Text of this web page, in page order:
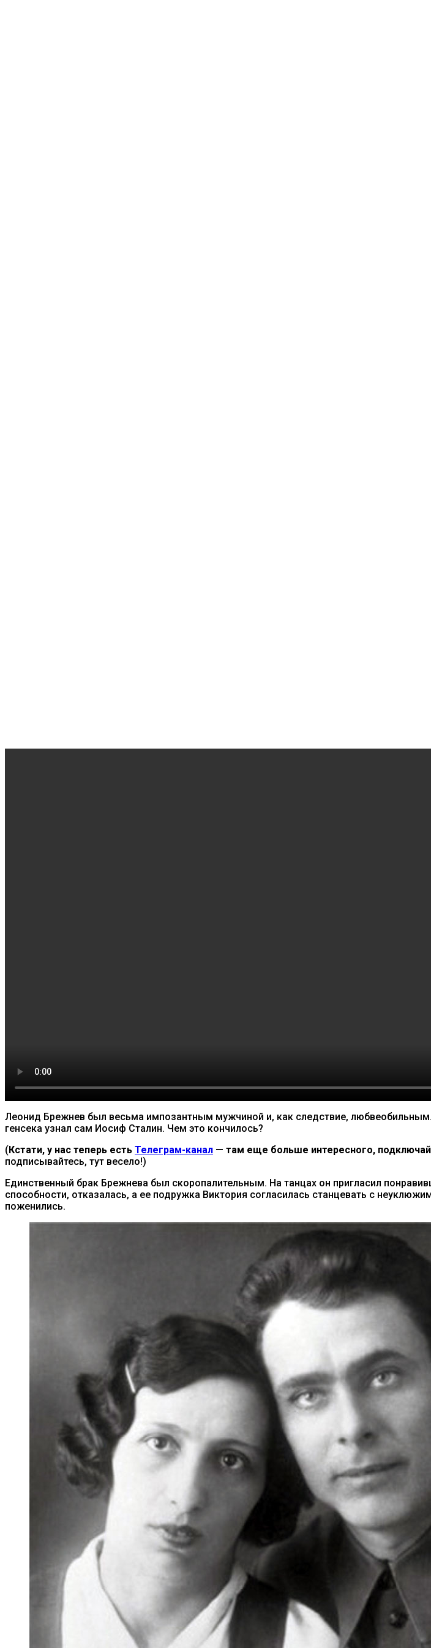
Леонид Брежнев был весьма импозантным мужчиной и, как следствие,
генсека узнал сам Иосиф Сталин. Чем это кончилось?
( Кстати, у нас теперь есть Телеграм-канал — там еще больше интересного,
подписывайтесь, тут весело!)
Единственный брак Брежнева был скоропалительным. На танцах он пригласил
способности, отказалась, а ее подружка Виктория согласилась станцевать с
поженились.